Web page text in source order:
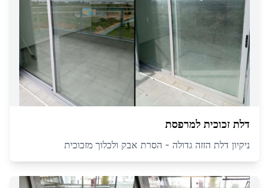
דלת זכוכית למרפסת
ניקיון דלת הזזה גדולה - הסרת אבק ולכלוך מזכוכית